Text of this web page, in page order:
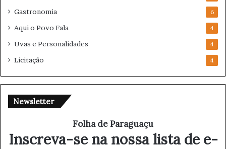
Gastronomia 6
Aqui o Povo Fala 4
Uvas e Personalidades 4
Licitação 4
Newsletter
Folha de Paraguaçu
Inscreva-se na nossa lista de e-